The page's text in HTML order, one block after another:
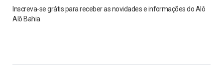
Inscreva-se grátis para receber as novidades e informações do Alô
Alô Bahia